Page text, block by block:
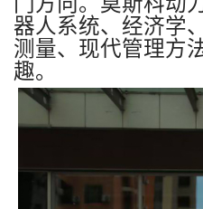
器人系统、经济学
测量、现代管理方
趣。